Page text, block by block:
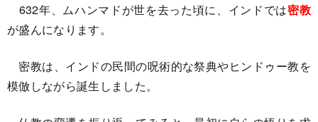
632年、ムハンマドが世を去った頃に、インドでは密教
が盛んになります。
密教は、インドの民間の呪術的な祭典やヒンドゥー教を
模倣しながら誕生しました。